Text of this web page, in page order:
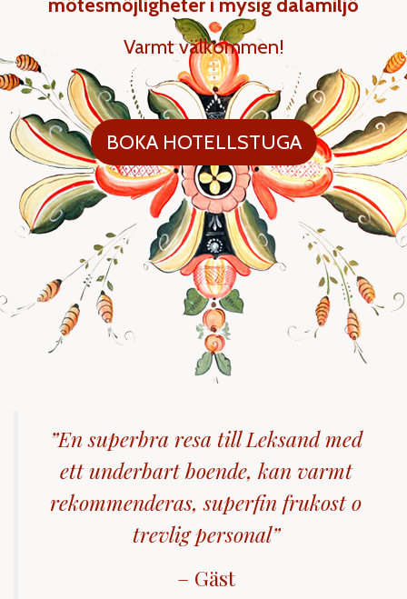
mötesmöjligheter i mysig dalamiljö
Varmt välkommen!
BOKA HOTELLSTUGA
”En superbra resa till Leksand med
ett underbart boende, kan varmt
rekommenderas, superfin frukost o
trevlig personal”
– Gäst